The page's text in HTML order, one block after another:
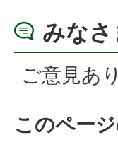
みな
ご意見あ
このペー